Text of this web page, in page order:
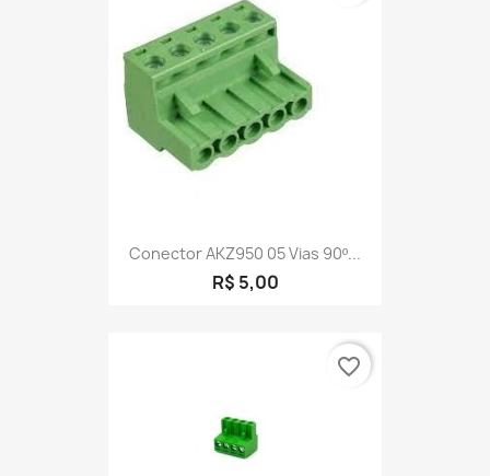
Conector AKZ950 05 Vias 90º...
R$ 5,00
favorite_border